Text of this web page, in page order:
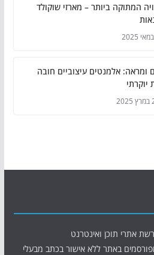
המתוקה ביותר – מארזי שוקולד
ומראה: אלמנטים עיצוביים חובה
יוקרתי
אתרי תוכן ואינטרנט
באתר ללא אישור בכתב מבעלי